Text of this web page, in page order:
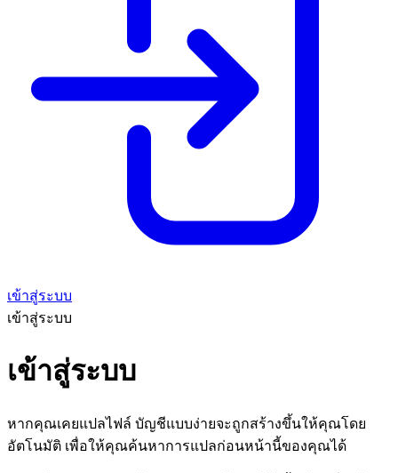
เข้าสู่ระบบ
เข้าสู่ระบบ
เข้าสู่ระบบ
หากคุณเคยแปลไฟล์ บัญชีแบบง่ายจะถูกสร้างขึ้นให้คุณโดย
อัตโนมัติ เพื่อให้คุณค้นหาการแปลก่อนหน้านี้ของคุณได้